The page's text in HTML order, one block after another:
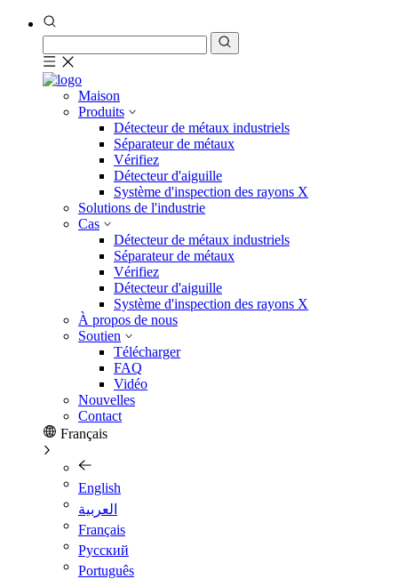
Maison
Produits
Détecteur de métaux industriels
Séparateur de métaux
Vérifiez
Détecteur d'aiguille
Système d'inspection des rayons X
Solutions de l'industrie
Cas
Détecteur de métaux industriels
Séparateur de métaux
Vérifiez
Détecteur d'aiguille
Système d'inspection des rayons X
À propos de nous
Soutien
Télécharger
FAQ
Vidéo
Nouvelles
Contact
Français
English
العربية
Français
Pусский
Português